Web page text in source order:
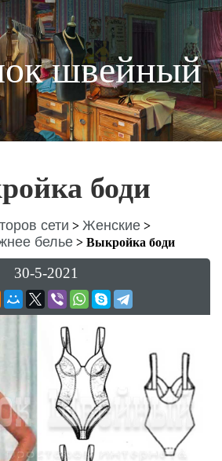
швейный
боди
сети > Женские >
белье > Выкройка боди
30-5-2021